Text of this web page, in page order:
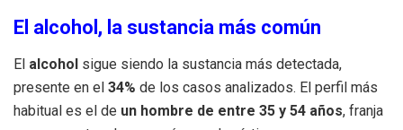
El alcohol, la sustancia más común
El alcohol sigue siendo la sustancia más detectada,
presente en el 34% de los casos analizados. El perfil más
habitual es el de un hombre de entre 35 y 54 años, franja